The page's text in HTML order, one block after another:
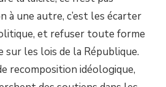
à une autre, c’est les écarter
et refuser toute forme
sur les lois de la République.
recomposition idéologique,